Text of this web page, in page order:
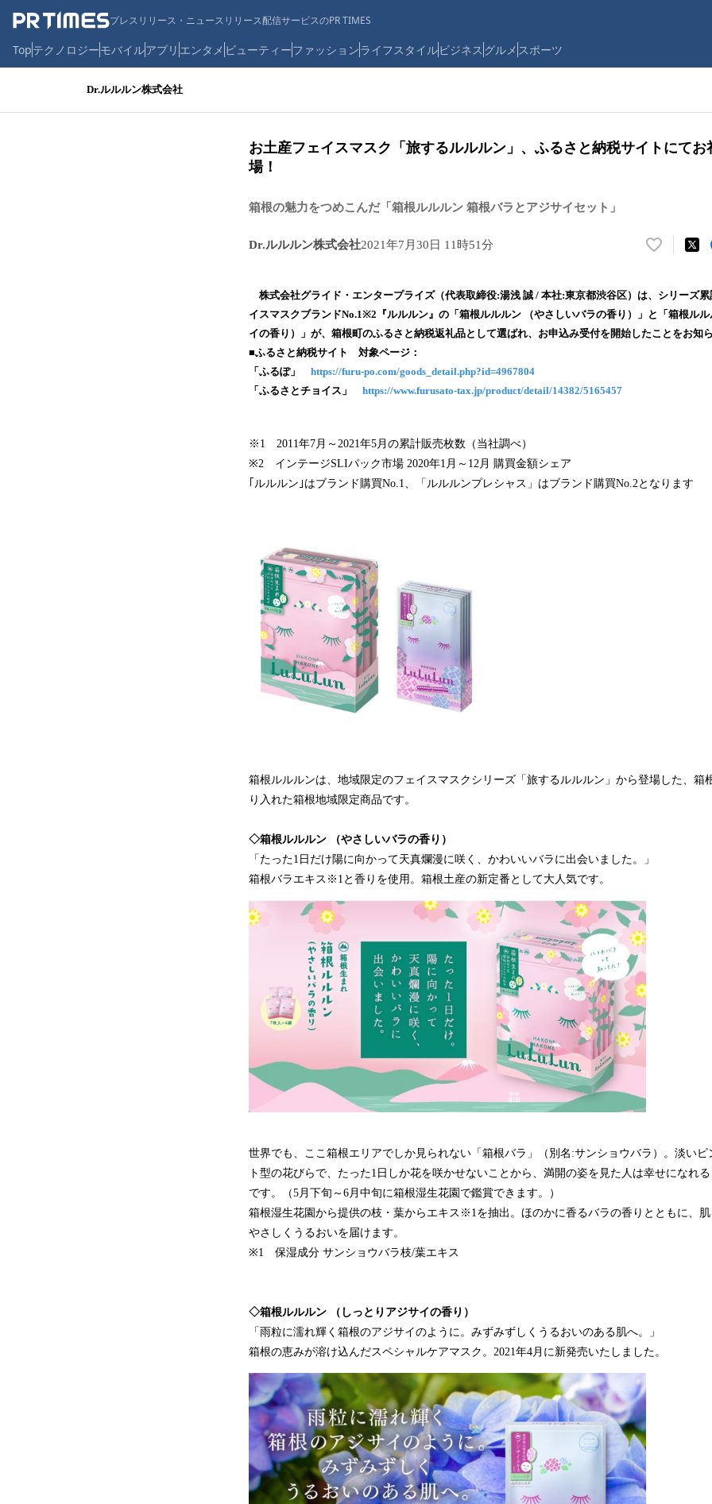
プレスリリース・ニュースリリース配信サービスのPR TIMES
Topテクノロジーモバイルアプリ エンタメ ビューティーファッションライフスタイルビジネス グルメ スポーツ
Dr.ルルルン株式会社
お土産フェイスマスク「旅するルルルン」、ふるさと納税サイトにてお
場！
箱根の魅力をつめこんだ「箱根ルルルン 箱根バラとアジサイセット」
Dr.ルルルン株式会社2021年7月30日 11時51分
い
！
数
を
株式会社グライド・エンタープライズ（代表取締役:湯浅 誠 / 本社:東京都渋谷区）は、シリーズ
イスマスクブランドNo.1※2『ルルルン』の「箱根ルルルン （やさしいバラの香り）」と「箱根ル
イの香り）」が、箱根町のふるさと納税返礼品として選ばれ、お申込み受付を開始したことをお知ら
■ふるさと納税サイト 対象ページ：
「ふるぽ」 https://furu-po.com/goods_detail.php?id=4967804
「ふるさとチョイス」 https://www.furusato-tax.jp/product/detail/14382/5165457
※1 2011年7月～2021年5月の累計販売枚数（当社調べ）
※2 インテージSLIパック市場 2020年1月～12月 購買金額シェア
｢ルルルン｣はブランド購買No.1、「ルルルンプレシャス」はブランド購買No.2となります
箱根ルルルンは、地域限定のフェイスマスクシリーズ「旅するルルルン」から登場した、箱
り入れた箱根地域限定商品です。
◇箱根ルルルン （やさしいバラの香り）
「たった1日だけ陽に向かって天真爛漫に咲く、かわいいバラに出会いました。」
箱根バラエキス※1と香りを使用。箱根土産の新定番として大人気です。
世界でも、ここ箱根エリアでしか見られない「箱根バラ」（別名:サンショウバラ）。淡いピ
ト型の花びらで、たった1日しか花を咲かせないことから、満開の姿を見た人は幸せになれ
です。（5月下旬～6月中旬に箱根湿生花園で鑑賞できます。）
箱根湿生花園から提供の枝・葉からエキス※1を抽出。ほのかに香るバラの香りとともに、
やさしくうるおいを届けます。
※1 保湿成分 サンショウバラ枝/葉エキス
◇箱根ルルルン （しっとりアジサイの香り）
「雨粒に濡れ輝く箱根のアジサイのように。みずみずしくうるおいのある肌へ。」
箱根の恵みが溶け込んだスペシャルケアマスク。2021年4月に新発売いたしました。